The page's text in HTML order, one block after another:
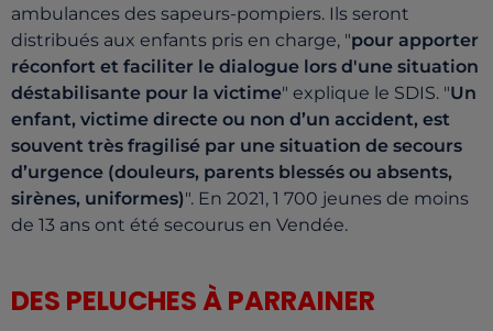
ambulances des sapeurs-pompiers. Ils seront
distribués aux enfants pris en charge, "pour apporter
réconfort et faciliter le dialogue lors d'une situation
déstabilisante pour la victime" explique le SDIS. "Un
enfant, victime directe ou non d’un accident, est
souvent très fragilisé par une situation de secours
d’urgence (douleurs, parents blessés ou absents,
sirènes, uniformes)". En 2021, 1 700 jeunes de moins
de 13 ans ont été secourus en Vendée.
DES PELUCHES À PARRAINER